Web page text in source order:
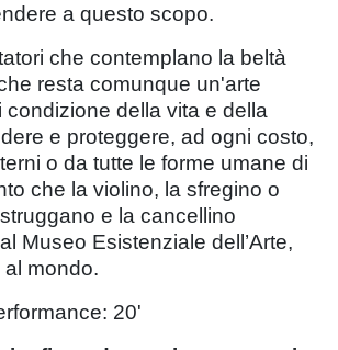
a questo scopo.
che contemplano la beltà
resta comunque un'arte
condizione della vita e della
e proteggere, ad ogni costo,
o da tutte le forme umane di
che la violino, la sfregino o
e la cancellino
Museo Esistenziale dell’Arte,
mondo.
20'